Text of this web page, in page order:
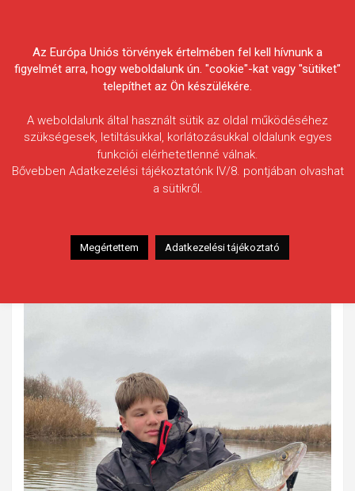
Egyesületek Szövetsége
Bábel Vince
Halfaj: Süllő
Fogott hal adatai: 4,7 kg
Az Európa Uniós törvények értelmében fel kell hívnunk a
figyelmét arra, hogy weboldalunk ún. "cookie"-kat vagy "sütiket"
telepíthet az Ön készülékére.
A weboldalunk által használt sütik az oldal működéséhez
szükségesek, letiltásukkal, korlátozásukkal oldalunk egyes
funkciói elérhetetlenné válnak.
Bővebben Adatkezelési tájékoztatónk IV/8. pontjában olvashat
a sütikről.
Megértettem Adatkezelési tájékoztató